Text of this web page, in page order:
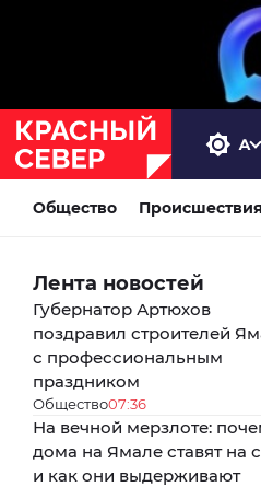
Общество Происшествия
Лента новостей
Губернатор Артюхов
поздравил строителей
с профессиональным
праздником
Общество07:36
На вечной мерзлоте:
дома на Ямале ставят на
и как они выдерживают